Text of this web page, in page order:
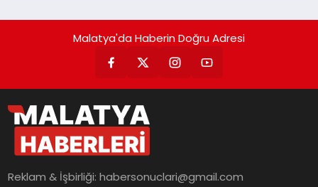
Malatya'da Haberin Doğru Adresi
Reklam & İşbirliği:habersonuclari@gmail.com